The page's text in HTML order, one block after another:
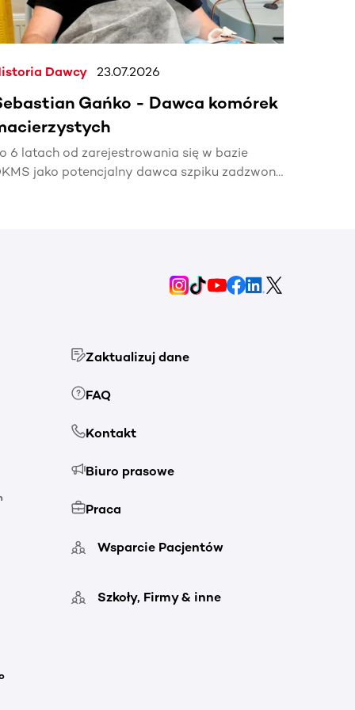
Dawcy 23.07.2026
Gańko - Dawca komórek
6 latach od zarejestrowania się w bazie
jako potencjalny dawca szpiku zadzwonił
Zaktualizuj dane
FAQ
Kontakt
Biuro prasowe
Praca
Wsparcie Pacjentów
Szkoły, Firmy & inne